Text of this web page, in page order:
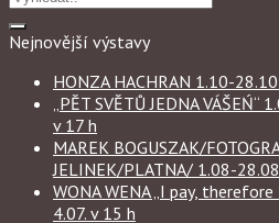
Nejnovější výstavy
HONZA HACHRAN 1.10-
„PĚT SVĚTŮ JEDNA VÁŠEŃ“
v 17 h
MAREK BOGUSZAK/
JELINEK/PLATNA/ 1.08-28.08
WONA WENA „I pay,
4.07. v 15 h